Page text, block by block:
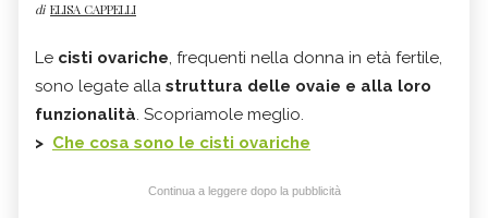
di ELISA CAPPELLI
Le cisti ovariche, frequenti nella donna in età fertile,
sono legate alla struttura delle ovaie e alla loro
funzionalità. Scopriamole meglio.
> Che cosa sono le cisti ovariche
Continua a leggere dopo la pubblicità